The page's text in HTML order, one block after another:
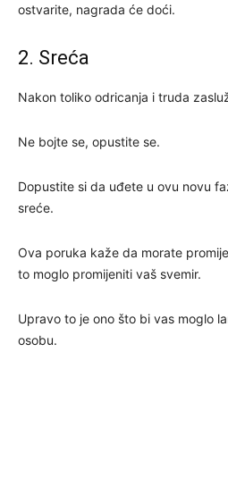
ostvarite, nagrada će doći.
2. Sreća
Nakon toliko odricanja i truda
Ne bojte se, opustite se.
Dopustite si da uđete u ovu novu
sreće.
Ova poruka kaže da morate
to moglo promijeniti vaš svemir.
Upravo to je ono što bi vas moglo
osobu.